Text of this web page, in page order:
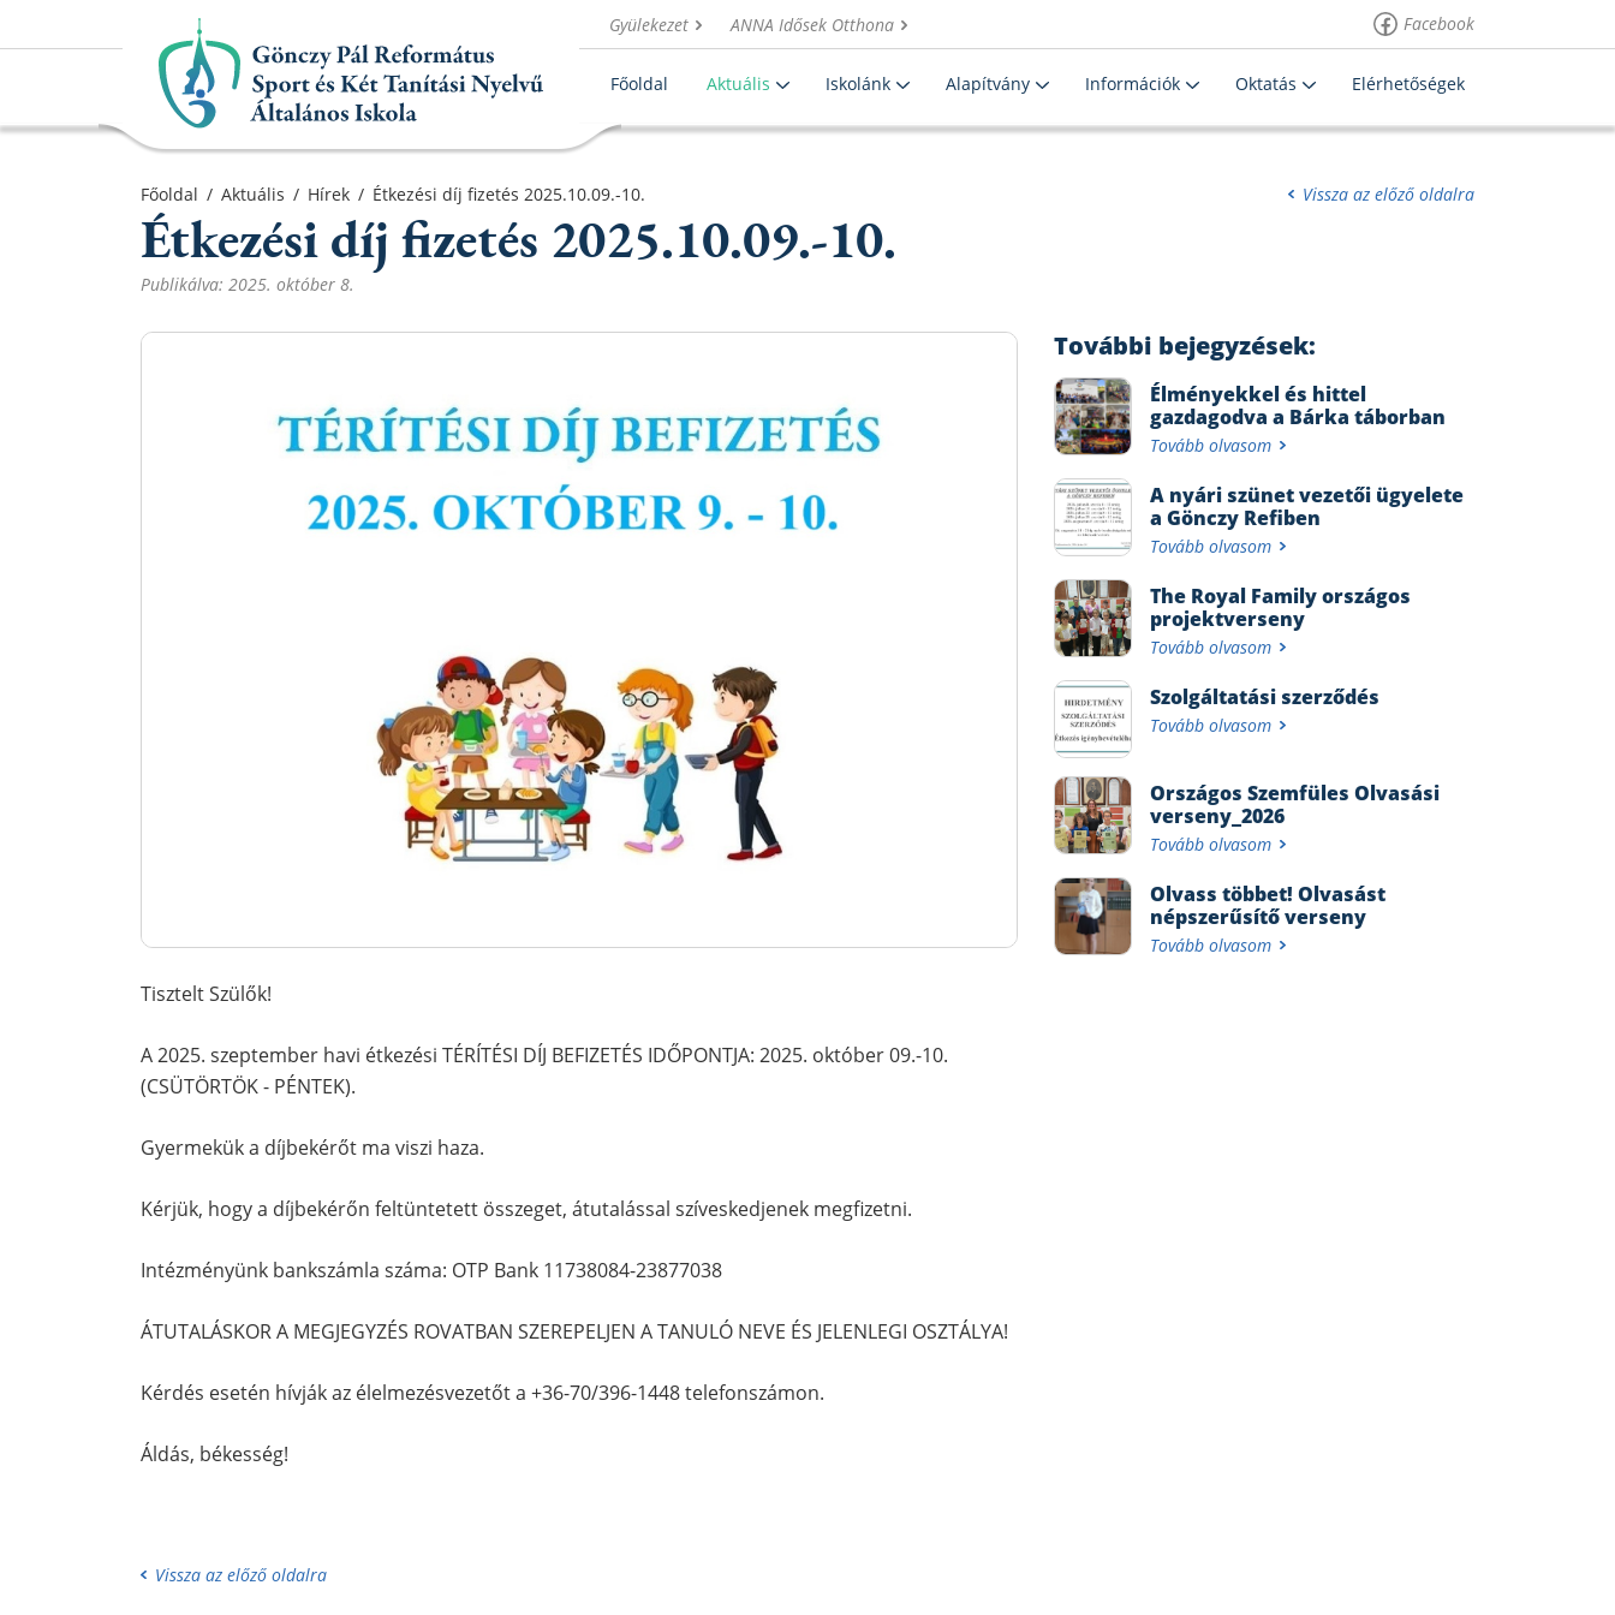
Gyülekezet ANNA Idősek Otthona Facebook
Főoldal Aktuális Iskolánk Alapítvány Információk Oktatás Elérhetőségek
Alapítvány
Főoldal / Aktuális / Hírek / Étkezési díj fizetés 2025.10.09.-10. Vissza az előző oldalra
Étkezési díj fizetés 2025.10.09.-10.
Publikálva: 2025. október 8.
Tisztelt Szülők!
A 2025. szeptember havi étkezési TÉRÍTÉSI DÍJ BEFIZETÉS IDŐPONTJA: 2025. október 09.-10.
(CSÜTÖRTÖK - PÉNTEK).
Gyermekük a díjbekérőt ma viszi haza.
Kérjük, hogy a díjbekérőn feltüntetett összeget, átutalással szíveskedjenek megfizetni.
Intézményünk bankszámla száma: OTP Bank 11738084-23877038
ÁTUTALÁSKOR A MEGJEGYZÉS ROVATBAN SZEREPELJEN A TANULÓ NEVE ÉS JELENLEGI OSZTÁLYA!
Kérdés esetén hívják az élelmezésvezetőt a +36-70/396-1448 telefonszámon.
Áldás, békesség!
Vissza az előző oldalra
További bejegyzések:
Élményekkel és hittel
gazdagodva a Bárka táborban
Tovább olvasom
A nyári szünet vezetői ügyelete
a Gönczy Refiben
Tovább olvasom
The Royal Family országos
projektverseny
Tovább olvasom
Szolgáltatási szerződés
Tovább olvasom
Országos Szemfüles Olvasási
verseny_2026
Tovább olvasom
Olvass többet! Olvasást
népszerűsítő verseny
Tovább olvasom